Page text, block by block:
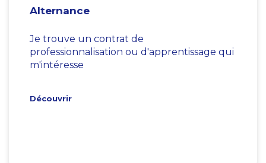
Alternance
Je trouve un contrat de
professionnalisation ou d'apprentissage qui
m'intéresse
Découvrir